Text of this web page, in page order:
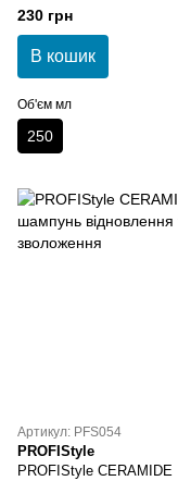
250 мл
230 грн
В кошик
Об'єм мл
250
Артикул: PFS054
PROFIStyle
PROFIStyle CERAMIDE